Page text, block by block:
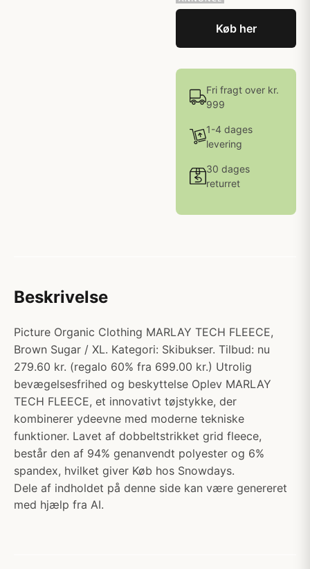
Køb her
Fri fragt over kr.
999
1-4 dages
levering
30 dages
returret
Beskrivelse
Picture Organic Clothing MARLAY TECH FLEECE,
Brown Sugar / XL. Kategori: Skibukser. Tilbud: nu
279.60 kr. (regalo 60% fra 699.00 kr.) Utrolig
bevægelsesfrihed og beskyttelse Oplev MARLAY
TECH FLEECE, et innovativt tøjstykke, der
kombinerer ydeevne med moderne tekniske
funktioner. Lavet af dobbeltstrikket grid fleece,
består den af 94% genanvendt polyester og 6%
spandex, hvilket giver Køb hos Snowdays.
Dele af indholdet på denne side kan være genereret
med hjælp fra AI.